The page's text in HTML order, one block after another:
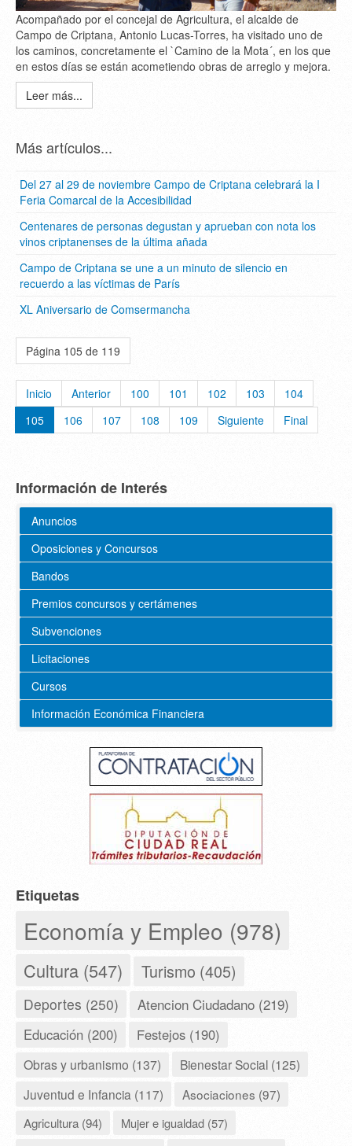
Acompañado por el concejal de Agricultura, el alcalde de
Campo de Criptana, Antonio Lucas-Torres, ha visitado uno de
los caminos, concretamente el `Camino de la Mota´, en los que
en estos días se están acometiendo obras de arreglo y mejora.
Leer más...
Más artículos...
Del 27 al 29 de noviembre Campo de Criptana celebrará la I
Feria Comarcal de la Accesibilidad
Centenares de personas degustan y aprueban con nota los
vinos criptanenses de la última añada
Campo de Criptana se une a un minuto de silencio en
recuerdo a las víctimas de París
XL Aniversario de Comsermancha
Página 105 de 119
Inicio Anterior 100 101 102 103
104
105
106 107 108 109 Siguiente Final
Información de Interés
Anuncios
Oposiciones y Concursos
Bandos
Premios concursos y certámenes
Subvenciones
Licitaciones
Cursos
Información Económica Financiera
Etiquetas
Economía y Empleo (978)
Cultura (547) Turismo (405)
Deportes (250) Atencion Ciudadano (219)
Educación (200) Festejos (190)
Obras y urbanismo (137)
Bienestar Social (125)
Juventud e Infancia (117)
Asociaciones (97)
Agricultura (94)
Mujer e igualdad (57)